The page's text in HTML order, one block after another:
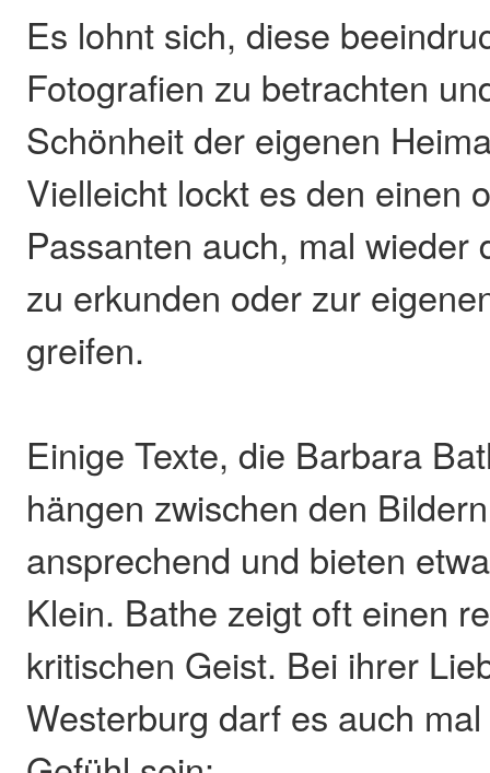
Es lohnt sich, diese
Fotografien zu betrachten
Schönheit der eigenen
Vielleicht lockt es den einen
Passanten auch, mal wieder
zu erkunden oder zur
greifen.
Einige Texte, die Barbara
hängen zwischen den
ansprechend und bieten
Klein. Bathe zeigt oft einen
kritischen Geist. Bei ihrer
Westerburg darf es auch